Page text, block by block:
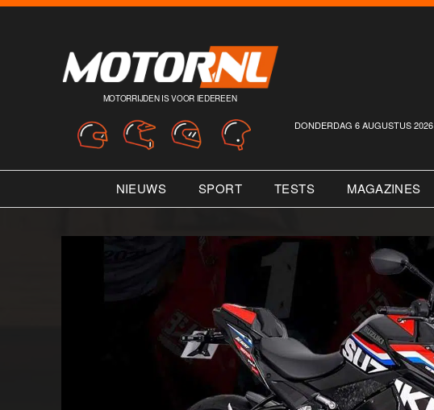
MOTORRIJDEN IS VOOR IEDEREEN
DONDERDAG 6 AUGUSTUS 2026
NIEUWS SPORT TESTS MAGAZINES